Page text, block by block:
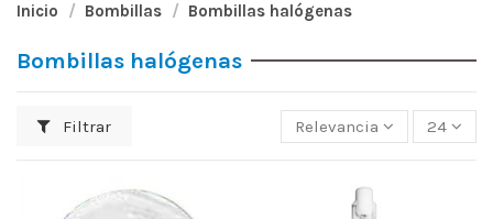
Inicio Bombillas Bombillas halógenas
Bombillas halógenas
Filtrar Relevancia 24